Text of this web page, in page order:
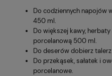
Do codziennych napojów
450 ml.
Do większej kawy,
porcelanową 500 ml.
Do deserów dobierz
Do przekąsek, sałatek i
porcelanowe.